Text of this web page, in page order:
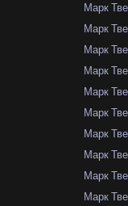
Марк
Марк
Марк
Марк
Марк
Марк
Марк
Марк
Марк
Марк